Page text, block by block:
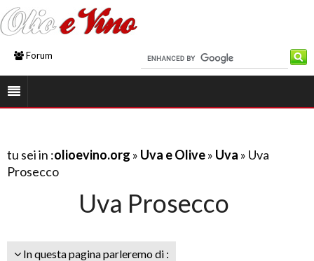
Forum
tu sei in :olioevino.org » Uva e Olive» Uva » Uva
Prosecco
Uva Prosecco
In questa pagina parleremo di :